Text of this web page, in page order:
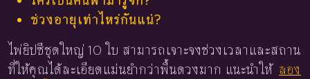
ช่วงอายุเท่าไหร่กันแน่?
ไพ่ยิปซีชุดใหญ่ 10 ใบ สามารถเจาะจงช่วงเวลาและสถาน
ที่ให้คุณได้ละเอียดแม่นยำกว่าพื้นดวงมาก แนะนำให้ ลอง